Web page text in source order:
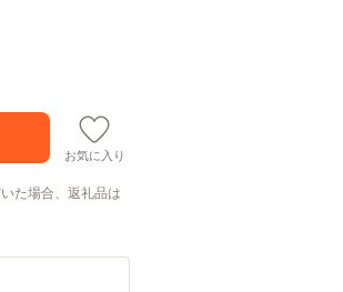
お気に入り
た場合、返礼品は